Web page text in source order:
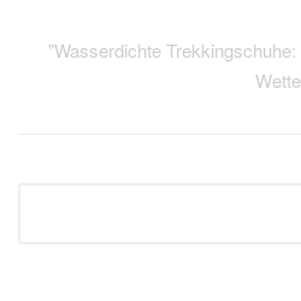
"Wasserdichte